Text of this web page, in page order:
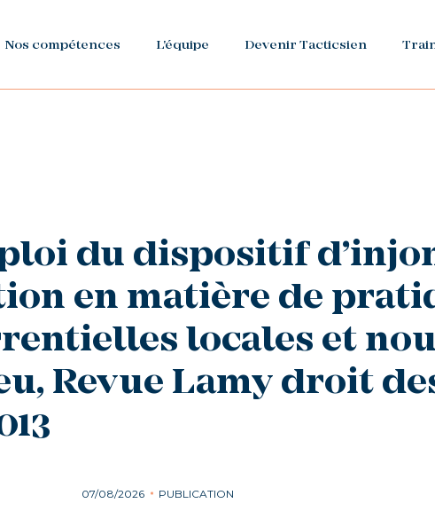
Nos compétences L'équipe Devenir Tacticsien
du dispositif
en matière de
locales et
Revue Lamy droit
07/08/2026 PUBLICATION